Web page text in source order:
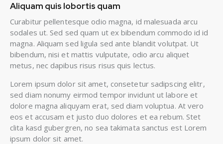
Aliquam quis lobortis quam
Curabitur pellentesque odio magna, id malesuada arcu
sodales ut. Sed sed quam ut ex bibendum commodo id id
magna. Aliquam sed ligula sed ante blandit volutpat. Ut
bibendum, nisi et mattis vulputate, odio arcu aliquet
metus, nec dapibus risus risus quis lectus.
Lorem ipsum dolor sit amet, consetetur sadipscing elitr,
sed diam nonumy eirmod tempor invidunt ut labore et
dolore magna aliquyam erat, sed diam voluptua. At vero
eos et accusam et justo duo dolores et ea rebum. Stet
clita kasd gubergren, no sea takimata sanctus est Lorem
ipsum dolor sit amet.